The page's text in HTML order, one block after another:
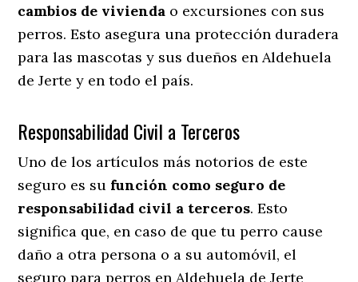
cambios de vivienda o excursiones con sus
perros. Esto asegura una protección duradera
para las mascotas y sus dueños en Aldehuela
de Jerte y en todo el país.
Responsabilidad Civil a Terceros
Uno de los artículos más notorios de este
seguro es su función como seguro de
responsabilidad civil a terceros. Esto
significa que, en caso de que tu perro cause
daño a otra persona o a su automóvil, el
seguro para perros en Aldehuela de Jerte